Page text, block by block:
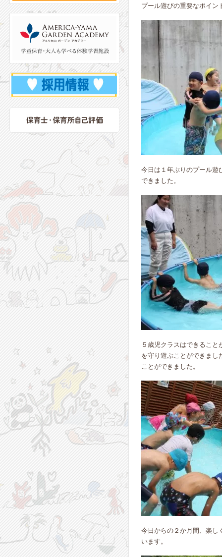
プール遊びの重要なポイン
今日は１年ぶりのプール遊
できました。
５歳児クラスはできるこ
を守り遊ぶことができま
ことができました。
今日からの２か月間、楽し
います。